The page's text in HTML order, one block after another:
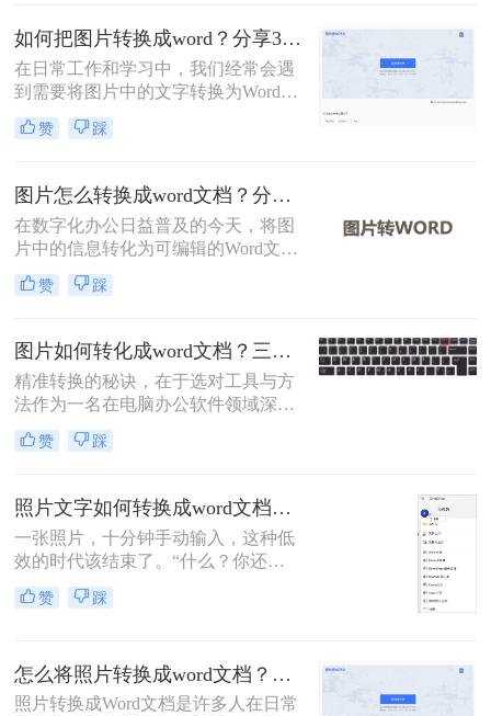
成word文档呢？本文将详细介绍五种
常用且高效的方法，帮助您快速选择
最适合的方案。
如何把图片转换成word？分享3种转换方法！
在日常工作和学习中，我们经常会遇
到需要将图片中的文字转换为Word文
档的情况。无论是为了编辑、修改还
是保存为可搜索的文本格式，将图片
能。那么如何把图片转换成word呢？
本文将介绍三种将图片转换成Word的
方法。
赞 踩
图片怎么转换成word文档？分享三种实用方法指南！
在数字化办公日益普及的今天，将图
片中的信息转化为可编辑的Word文档
变得尤为重要。那么图片怎么转换成
word文档呢？本文将介绍三种常见的
赞 踩
图片如何转化成word文档？三招精准转换，职场效率翻倍！
精准转换的秘诀，在于选对工具与方
法作为一名在电脑办公软件领域深耕
多年的测评博主，小编每天都会收到
大量读者的咨询：“如何把图片里的
文档？”无论是会议纪要的拍照图、
纸质资料的扫描件，还是网页上无法
复制的截图，手动输入耗时费力还易
出错
赞 踩
照片文字如何转换成word文档？这4个方法轻松转换！
一张照片，十分钟手动输入，这种低
效的时代该结束了。“什么？你还在
对着照片一个字一个字敲键盘？”作
为一名与电脑办公软件打了多年交道
赞 踩
怎么将照片转换成word文档？教你三种转换方法！
照片转换成Word文档是许多人在日常